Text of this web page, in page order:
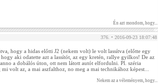
Én azt mondom, hogy...
376. • 2016-09-23 18:07:48
hogy a hidas előtti J2 (nekem volt) le volt lassítva (előtte egy
aki odatette azt a lassítót, az egy kretén, rallye gyilkos! De az
a dobálós úton, ott nem látott autót elfordulni. Pl. széria
volt az, a mai aszfalthoz, no meg a mai technikához képest...
Nekem az a véleményem, hogy...